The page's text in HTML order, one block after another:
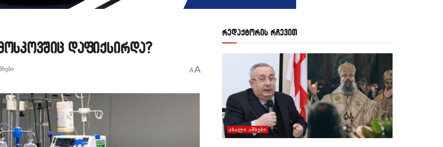
დაფიქსირდა?
AA
რედაქტორის რჩევით
ᲐᲮᲐᲚᲘ ᲐᲛᲑᲔᲑᲘ